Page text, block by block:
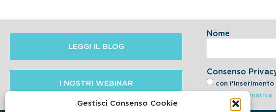
Gestisci Consenso Cookie
LEGGI IL BLOG
I NOSTRI WEBINAR
Consenso
con
6.2 dell'informativa
Nome